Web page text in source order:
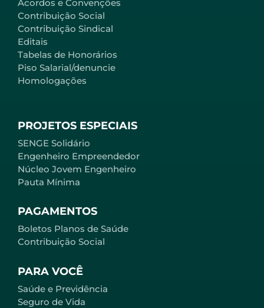
PARA VOCÊ
Saúde e Previdência
Seguro de Vida
Acordos e Convenções
Contribuição Social
Contribuição Sindical
Editais
Tabelas de Honorários
Piso Salarial/denuncie
Homologações
PROJETOS ESPECIAIS
SENGE Solidário
Engenheiro Empreendedor
Núcleo Jovem Engenheiro
Pauta Mínima
PAGAMENTOS
Boletos Planos de Saúde
Contribuição Social